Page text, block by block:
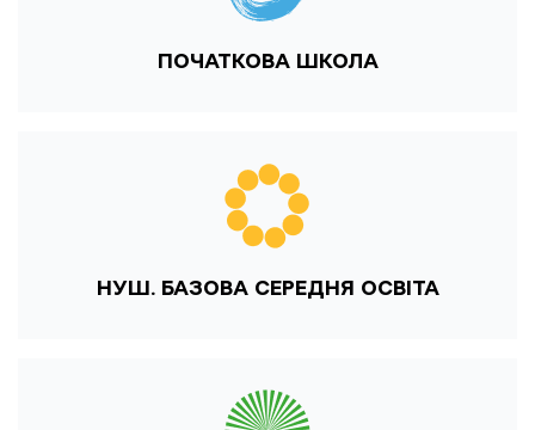
ПОЧАТКОВА ШКОЛА
НУШ. БАЗОВА СЕРЕДНЯ ОСВІТА